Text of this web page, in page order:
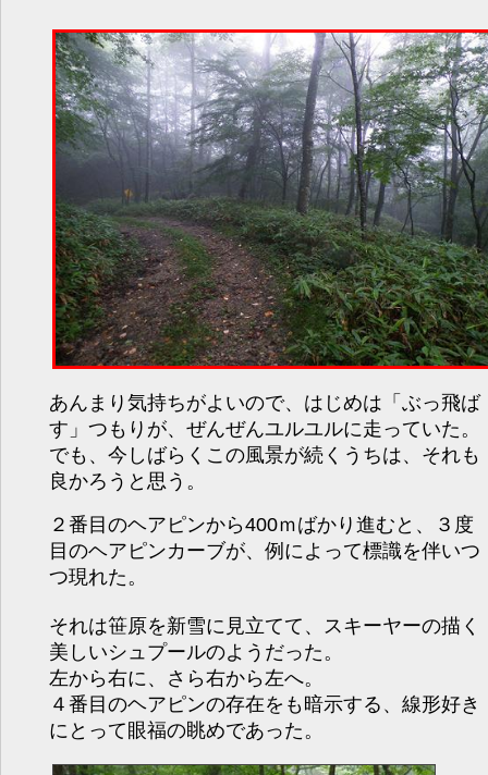
あんまり気持ちがよいので、はじめは「ぶっ飛ば
す」つもりが、ぜんぜんユルユルに走っていた。
でも、今しばらくこの風景が続くうちは、それも
良かろうと思う。
２番目のヘアピンから400ｍばかり進むと、３度
目のヘアピンカーブが、例によって標識を伴いつ
つ現れた。
それは笹原を新雪に見立てて、スキーヤーの描く
美しいシュプールのようだった。
左から右に、さら右から左へ。
４番目のヘアピンの存在をも暗示する、線形好き
にとって眼福の眺めであった。